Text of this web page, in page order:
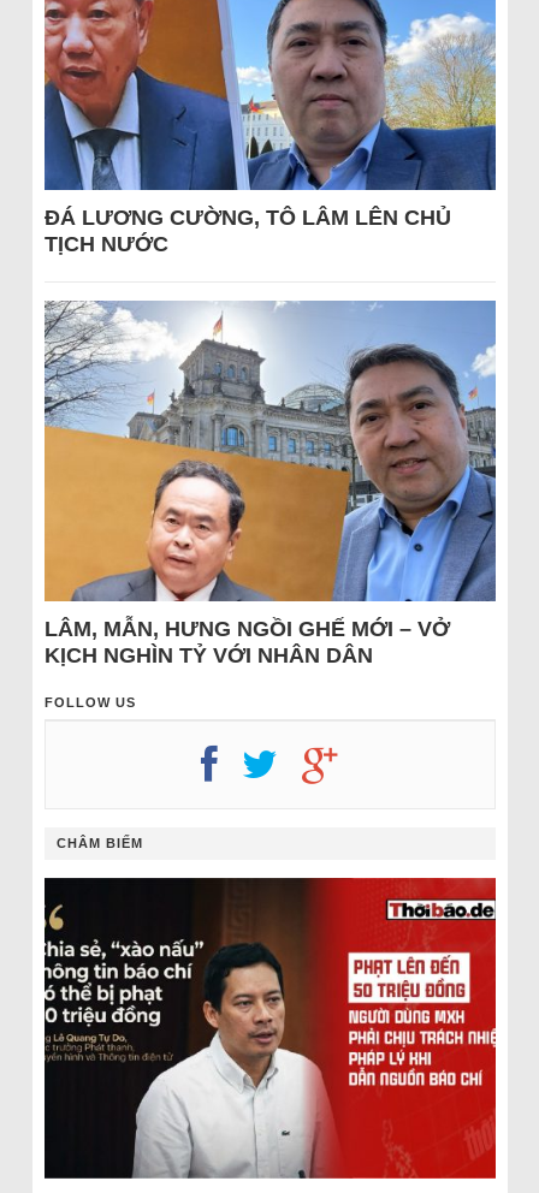
ĐÁ LƯƠNG CƯỜNG, TÔ LÂM LÊN CHỦ
TỊCH NƯỚC
LÂM, MẪN, HƯNG NGỒI GHẾ MỚI – VỞ
KỊCH NGHÌN TỶ VỚI NHÂN DÂN
FOLLOW US
CHÂM BIẾM